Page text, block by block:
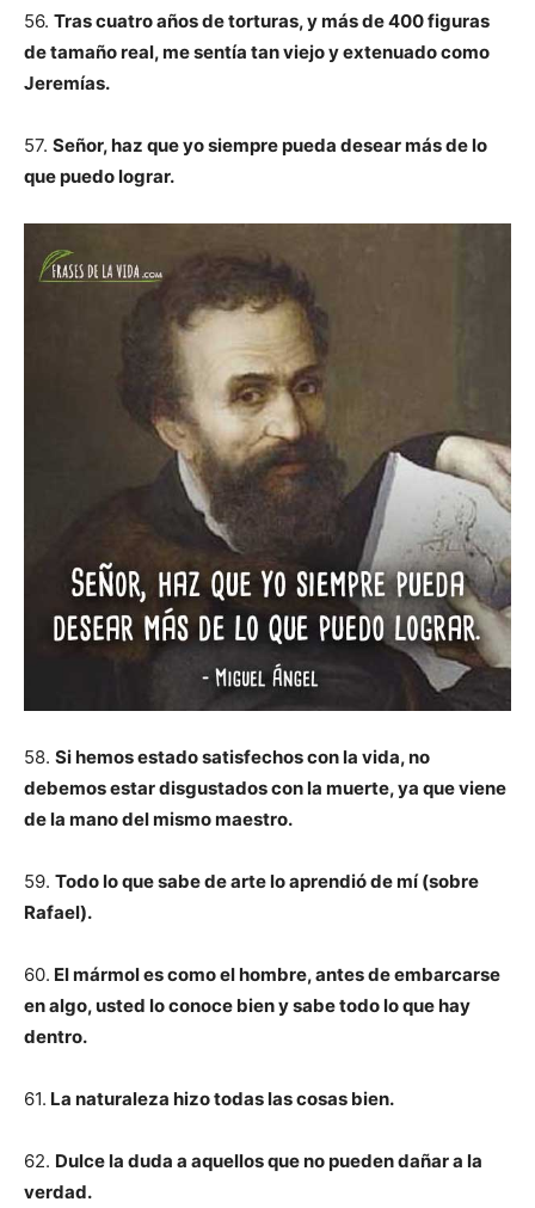
56. Tras cuatro años de torturas, y más de 400 figuras
de tamaño real, me sentía tan viejo y extenuado como
Jeremías.
57. Señor, haz que yo siempre pueda desear más de lo
que puedo lograr.
58. Si hemos estado satisfechos con la vida, no
debemos estar disgustados con la muerte, ya que viene
de la mano del mismo maestro.
59. Todo lo que sabe de arte lo aprendió de mí (sobre
Rafael).
60. El mármol es como el hombre, antes de embarcarse
en algo, usted lo conoce bien y sabe todo lo que hay
dentro.
61. La naturaleza hizo todas las cosas bien.
62. Dulce la duda a aquellos que no pueden dañar a la
verdad.